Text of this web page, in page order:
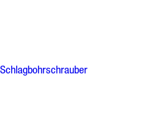
Schlagbohrschrauber